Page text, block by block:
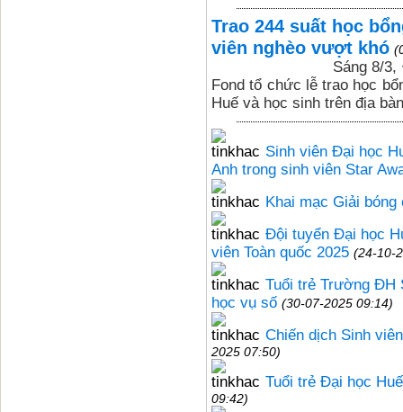
Trao 244 suất học
viên nghèo vượt khó
Sáng 8/
Fond tổ chức lễ trao học
Huế và học sinh trên địa
Sinh viên Đại học
Anh trong sinh viên Star
Khai mạc Giải
Đội tuyển Đại học
viên Toàn quốc 2025 (24-10-
Tuổi trẻ Trường ĐH
học vụ số (30-07-2025 09:14)
Chiến dịch Sinh
2025 07:50)
Tuổi trẻ Đại học
09:42)